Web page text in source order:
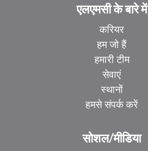
एलएमसी के बारे में
करियर
हम जो हैं
हमारी टीम
सेवाएं
स्थानों
हमसे संपर्क करें
सोशल/मीडिया